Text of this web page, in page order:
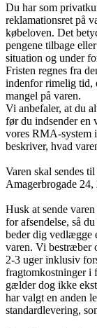
Du har som
reklamationsret på
købeloven. Det
pengene tilbage
situation og under
Fristen regnes fra
indenfor rimelig tid,
mangel på varen.
Vi anbefaler, at du
før du indsender en
vores RMA-system
beskriver, hvad
Varen skal sendes
Amagerbrogade
Husk at sende
for afsendelse, så
beder dig vedlægge
varen. Vi bestræber
2-3 uger inklusiv
fragtomkostninger i
gælder dog ikke
har valgt en anden
standardlevering,